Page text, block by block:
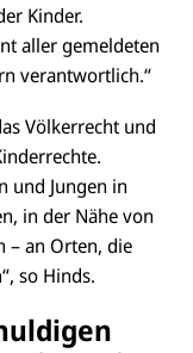
Kinder.
aller gemeldeten
verantwortlich.“
Völkerrecht und
und Jungen in
in der Nähe von
– an Orten, die
so Hinds.